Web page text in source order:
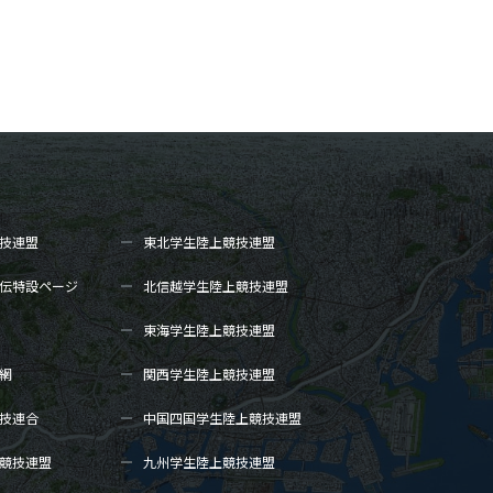
連盟 東北学生陸上競技連盟
特設ページ 北信越学生陸上競技連盟
東海学生陸上競技連盟
関西学生陸上競技連盟
連合 中国四国学生陸上競技連盟
技連盟 九州学生陸上競技連盟